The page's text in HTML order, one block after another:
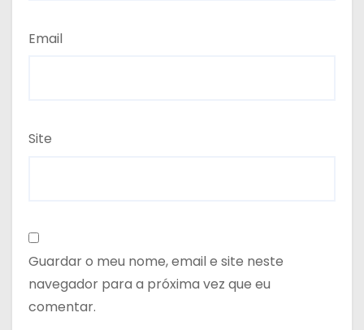
Email
Site
Guardar o meu nome, email e site neste
navegador para a próxima vez que eu
comentar.